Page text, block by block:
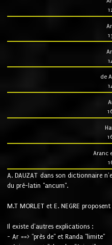
de
Aranc
A. DAUZAT dans son dictionnaire
du pré-latin "ancum".
M.T MORLET et E. NEGRE
Il existe d'autres explications :
- Ar ==> "près de" et Randa "limite"